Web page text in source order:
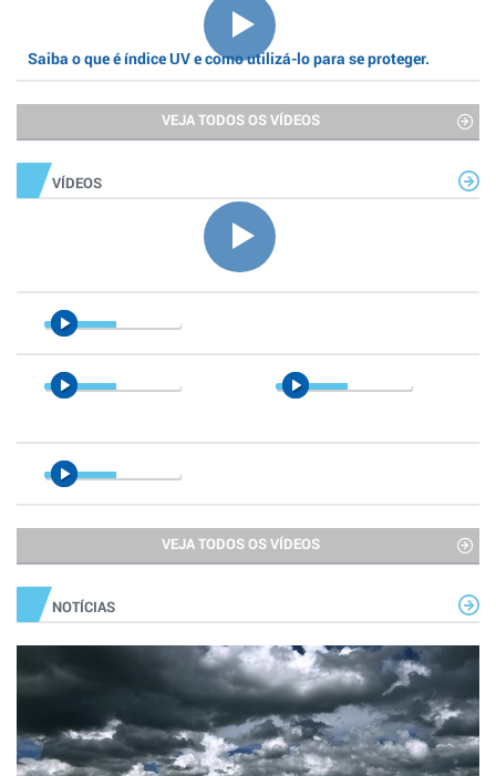
Saiba o que é índice UV e como utilizá-lo para se proteger.
VEJA TODOS OS VÍDEOS
VÍDEOS
VEJA TODOS OS VÍDEOS
NOTÍCIAS